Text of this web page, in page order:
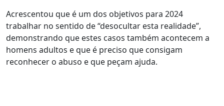
Acrescentou que é um dos objetivos para 2024
trabalhar no sentido de “desocultar esta realidade”,
demonstrando que estes casos também acontecem a
homens adultos e que é preciso que consigam
reconhecer o abuso e que peçam ajuda.